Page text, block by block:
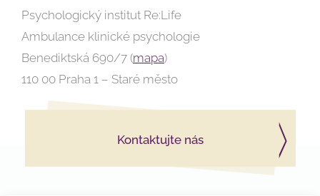
Psychologický institut Re:Life
Ambulance klinické psychologie
Benediktská 690/7 (mapa)
110 00 Praha 1 – Staré město
Kontaktujte nás